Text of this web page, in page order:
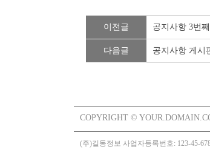
이전글 공지사항 3번
다음글 공지사항 게시
COPYRIGHT ©
(주)길동정보 사업자등록번호: 123-45-